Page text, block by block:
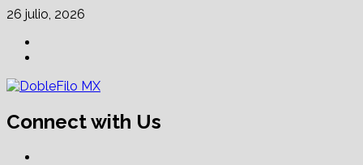
Skip
content
26 julio, 2026
Connect with Us